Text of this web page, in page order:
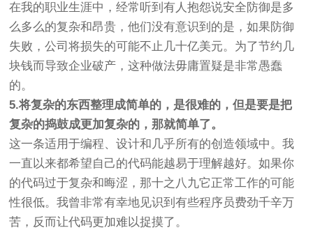
在我的职业生涯中，经常听到有人抱怨说安全防御是多
么多么的复杂和昂贵，他们没有意识到的是，如果防御
失败，公司将损失的可能不止几十亿美元。为了节约几
块钱而导致企业破产，这种做法毋庸置疑是非常愚蠢
的。
5.将复杂的东西整理成简单的，是很难的，但是要是把
复杂的捣鼓成更加复杂的，那就简单了。
这一条适用于编程、设计和几乎所有的创造领域中。我
一直以来都希望自己的代码能越易于理解越好。如果你
的代码过于复杂和晦涩，那十之八九它正常工作的可能
性很低。我曾非常有幸地见识到有些程序员费劲千辛万
苦，反而让代码更加难以捉摸了。